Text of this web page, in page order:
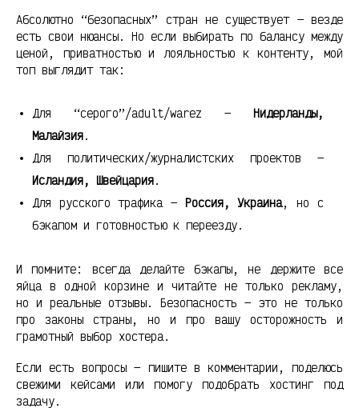
Абсолютно “безопасных” стран не существует — везде
есть свои нюансы. Но если выбирать по балансу между
ценой, приватностью и лояльностью к контенту, мой
топ выглядит так:
Для “серого”/adult/warez — Нидерланды,
Малайзия.
Для политических/журналистских проектов —
Исландия, Швейцария.
Для русского трафика — Россия, Украина, но с
бэкапом и готовностью к переезду.
И помните: всегда делайте бэкапы, не держите все
яйца в одной корзине и читайте не только рекламу,
но и реальные отзывы. Безопасность — это не только
про законы страны, но и про вашу осторожность и
грамотный выбор хостера.
Если есть вопросы — пишите в комментарии, поделюсь
свежими кейсами или помогу подобрать хостинг под
задачу.